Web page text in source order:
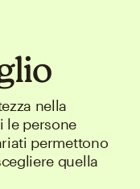
nella
le persone
permettono
quella